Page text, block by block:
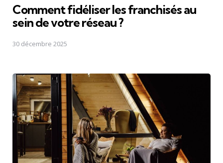
Comment fidéliser les franchisés au
sein de votre réseau ?
30 décembre 2025